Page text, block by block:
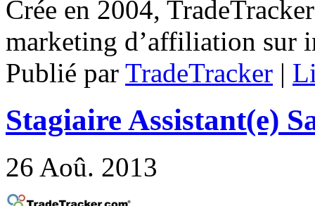
Crée en 2004,
marketing d’affiliation sur
Publié par TradeTracker |
Stagiaire Assistant(e)
26 Aoû. 2013